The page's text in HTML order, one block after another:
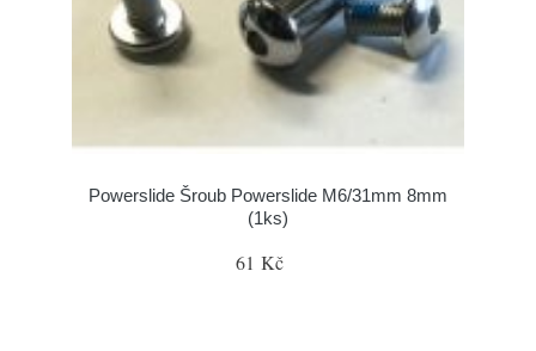
Powerslide Šroub Powerslide M6/31mm 8mm
(1ks)
61 Kč